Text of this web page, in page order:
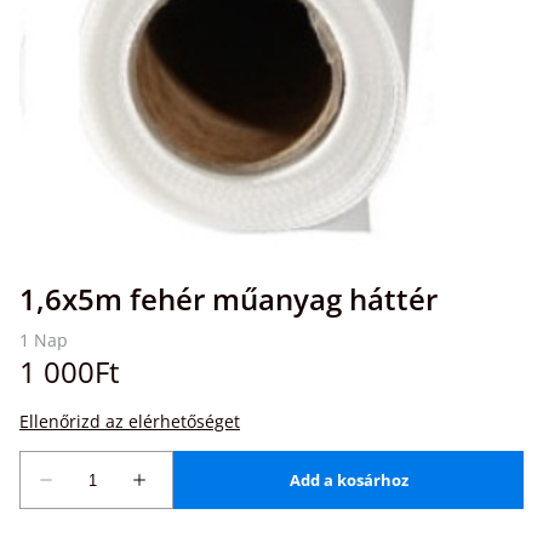
1,6x5m fehér műanyag háttér